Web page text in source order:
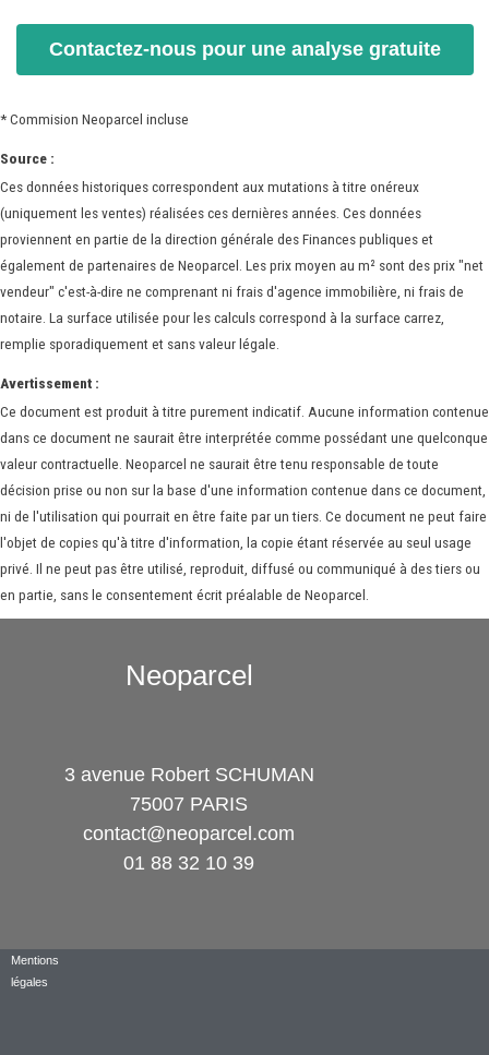
Contactez-nous pour une analyse gratuite
* Commision Neoparcel incluse
Source :
Ces données historiques correspondent aux mutations à titre onéreux
(uniquement les ventes) réalisées ces dernières années. Ces données
proviennent en partie de la direction générale des Finances publiques et
également de partenaires de Neoparcel. Les prix moyen au m² sont des prix "net
vendeur" c'est-à-dire ne comprenant ni frais d'agence immobilière, ni frais de
notaire. La surface utilisée pour les calculs correspond à la surface carrez,
remplie sporadiquement et sans valeur légale.
Avertissement :
Ce document est produit à titre purement indicatif. Aucune information contenue
dans ce document ne saurait être interprétée comme possédant une quelconque
valeur contractuelle. Neoparcel ne saurait être tenu responsable de toute
décision prise ou non sur la base d'une information contenue dans ce document,
ni de l'utilisation qui pourrait en être faite par un tiers. Ce document ne peut faire
l'objet de copies qu'à titre d'information, la copie étant réservée au seul usage
privé. Il ne peut pas être utilisé, reproduit, diffusé ou communiqué à des tiers ou
en partie, sans le consentement écrit préalable de Neoparcel.
Neoparcel
3 avenue Robert SCHUMAN
75007 PARIS
contact@neoparcel.com
01 88 32 10 39
Mentions
légales